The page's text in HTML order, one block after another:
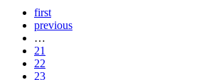
first
previous
…
21
22
23